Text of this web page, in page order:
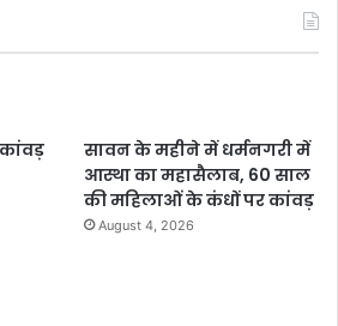
सावन के महीने में धर्मनगरी में
आस्था का महासैलाब, 60 साल
की महिलाओं के कंधों पर कांवड़
August 4, 2026